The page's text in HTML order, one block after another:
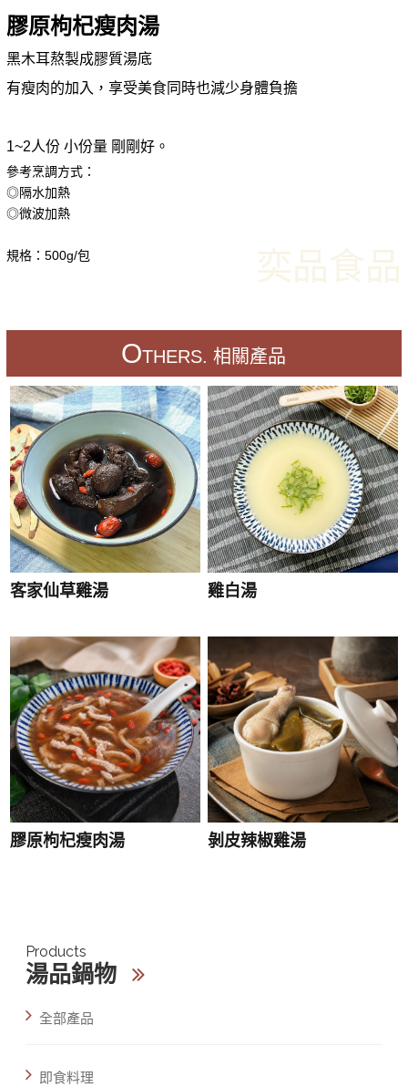
膠原枸杞瘦肉湯
黑木耳熬製成膠質湯底
有瘦肉的加入，享受美食同時也減少身體負擔
1~2人份 小份量 剛剛好。
參考烹調方式：
◎隔水加熱
◎微波加熱
規格：500g/包 奕品食品
OTHERS. 相關產品
客家仙草雞湯 雞白湯
膠原枸杞瘦肉湯 剝皮辣椒雞湯
Products
湯品鍋物
全部產品
即食料理